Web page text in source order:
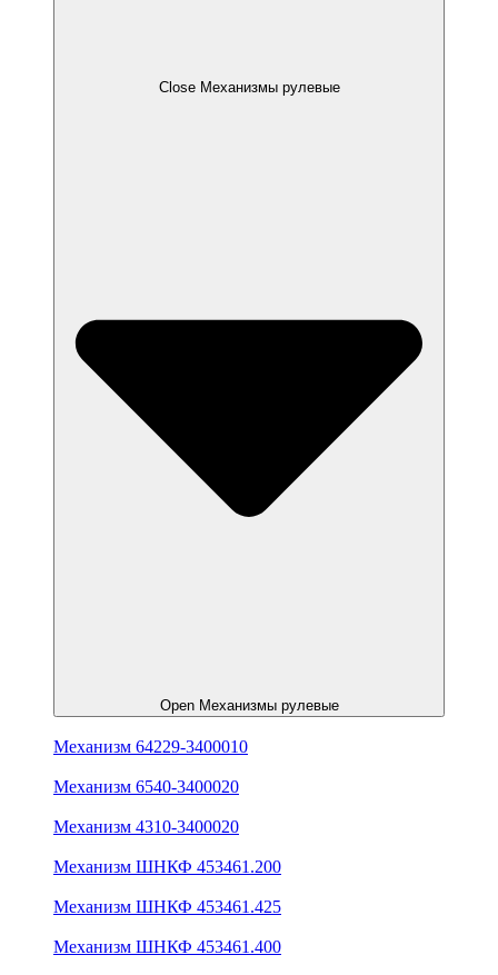
Close Механизмы рулевые
Open Механизмы рулевые
Механизм 64229-3400010
Механизм 6540-3400020
Механизм 4310-3400020
Механизм ШНКФ 453461.200
Механизм ШНКФ 453461.425
Механизм ШНКФ 453461.400